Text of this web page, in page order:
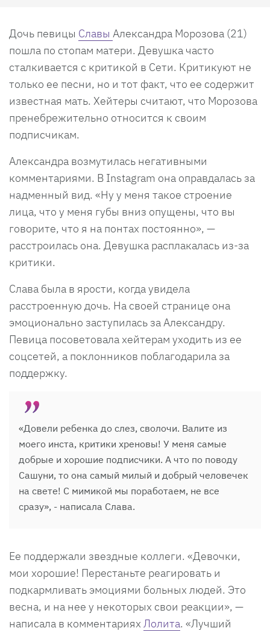
Дочь певицы Славы Александра Морозова (21)
пошла по стопам матери. Девушка часто
сталкивается с критикой в Сети. Критикуют не
только ее песни, но и тот факт, что ее содержит
известная мать. Хейтеры считают, что Морозова
пренебрежительно относится к своим
подписчикам.
Александра возмутилась негативными
комментариями. В Instagram она оправдалась за
надменный вид. «Ну у меня такое строение
лица, что у меня губы вниз опущены, что вы
говорите, что я на понтах постоянно», —
расстроилась она. Девушка расплакалась из-за
критики.
Слава была в ярости, когда увидела
расстроенную дочь. На своей странице она
эмоционально заступилась за Александру.
Певица посоветовала хейтерам уходить из ее
соцсетей, а поклонников поблагодарила за
поддержку.
«Довели ребенка до слез, сволочи. Валите из
моего инста, критики хреновы! У меня самые
добрые и хорошие подписчики. А что по поводу
Сашуни, то она самый милый и добрый человечек
на свете! С мимикой мы поработаем, не все
сразу», - написала Слава.
Ее поддержали звездные коллеги. «Девочки,
мои хорошие! Перестаньте реагировать и
подкармливать эмоциями больных людей. Это
весна, и на нее у некоторых свои реакции», —
написала в комментариях Лолита. «Лучший